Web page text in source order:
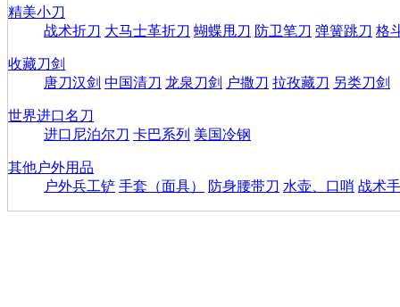
精美小刀
战术折刀 大马士革折刀 蝴蝶甩刀 防卫笔刀 弹簧跳刀 格
收藏刀剑
唐刀汉剑 中国清刀 龙泉刀剑 户撒刀 拉孜藏刀 另类刀剑
世界进口名刀
进口尼泊尔刀 卡巴系列 美国冷钢
其他户外用品
户外兵工铲 手套（面具） 防身腰带刀 水壶、口哨 战术